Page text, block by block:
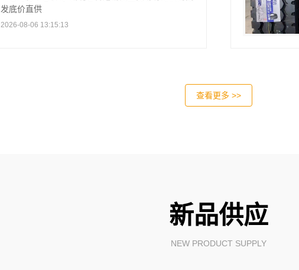
发底价直供
2026-08-06 13:15:13
查看更多 >>
新品供应
NEW PRODUCT SUPPLY